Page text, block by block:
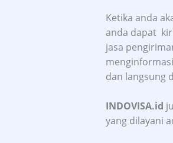
Ketika anda
anda dapat
jasa
dan langsung
INDOVISA.id
yang dilayani